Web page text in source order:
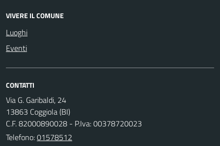
VIVERE IL COMUNE
Luoghi
Eventi
CONTATTI
Via G. Garibaldi, 24
13863 Coggiola (BI)
C.F. 82000890028 - P.Iva: 00378720023
Telefono:01578512